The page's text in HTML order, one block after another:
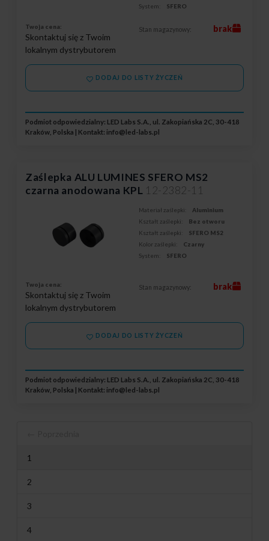
System:
SFERO
Twoja cena:
Skontaktuj się z Twoim
lokalnym dystrybutorem
Stan magazynowy: brak
DODAJ DO LISTY ŻYCZEŃ
Podmiot odpowiedzialny: LED Labs S.A., ul. Zakopiańska 2C, 30-418
Kraków, Polska | Kontakt: info@led-labs.pl
Zaślepka ALU LUMINES SFERO MS2
czarna anodowana KPL 12-2382-11
Materiał zaślepki:
Aluminium
Kształt zaślepki:
Bez otworu
Kształt zaślepki:
SFERO MS2
Kolor zaślepki:
Czarny
System:
SFERO
Twoja cena:
Skontaktuj się z Twoim
lokalnym dystrybutorem
Stan magazynowy: brak
DODAJ DO LISTY ŻYCZEŃ
Podmiot odpowiedzialny: LED Labs S.A., ul. Zakopiańska 2C, 30-418
Kraków, Polska | Kontakt: info@led-labs.pl
1
2
3
4